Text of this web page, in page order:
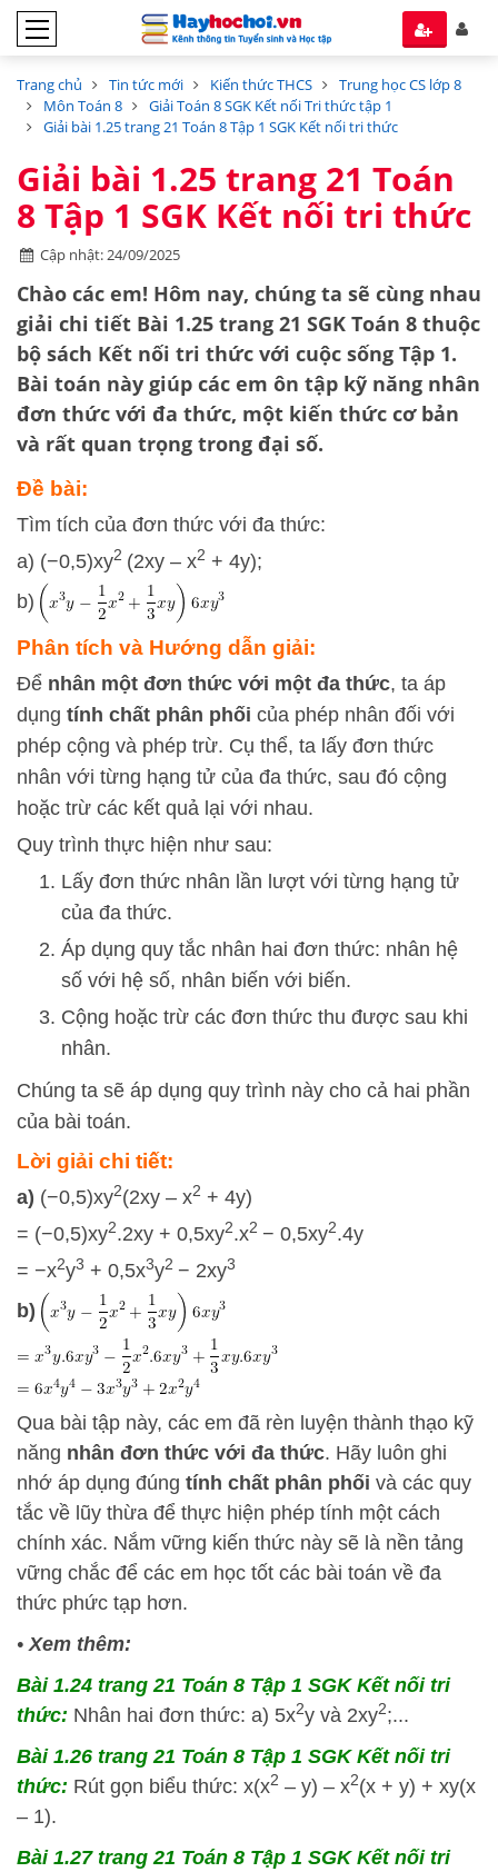
Trang chủ Tin tức mới Kiến thức THCS
Trung học CS lớp 8
Môn Toán 8
Giải Toán 8 SGK Kết nối Tri thức tập 1
Giải bài 1.25 trang 21 Toán 8 Tập 1 SGK Kết nối tri thức
Giải bài 1.25 trang 21 Toán
8 Tập 1 SGK Kết nối tri thức
Cập nhật: 24/09/2025
Chào các em! Hôm nay, chúng ta sẽ cùng nhau
giải chi tiết Bài 1.25 trang 21 SGK Toán 8 thuộc
bộ sách Kết nối tri thức với cuộc sống Tập 1.
Bài toán này giúp các em ôn tập kỹ năng nhân
đơn thức với đa thức, một kiến thức cơ bản
và rất quan trọng trong đại số.
Đề bài:
Tìm tích của đơn thức với đa thức:
a) (−0,5)xy2 (2xy – x2 + 4y);
b)
Phân tích và Hướng dẫn giải:
Để nhân một đơn thức với một đa thức, ta áp
dụng tính chất phân phối của phép nhân đối với
phép cộng và phép trừ. Cụ thể, ta lấy đơn thức
nhân với từng hạng tử của đa thức, sau đó cộng
hoặc trừ các kết quả lại với nhau.
Quy trình thực hiện như sau:
Lấy đơn thức nhân lần lượt với từng hạng tử
của đa thức.
Áp dụng quy tắc nhân hai đơn thức: nhân hệ
số với hệ số, nhân biến với biến.
Cộng hoặc trừ các đơn thức thu được sau khi
nhân.
Chúng ta sẽ áp dụng quy trình này cho cả hai phần
của bài toán.
Lời giải chi tiết:
a) (−0,5)xy2(2xy – x2 + 4y)
= (−0,5)xy2.2xy + 0,5xy2.x2 − 0,5xy2.4y
= −x2y3 + 0,5x3y2 − 2xy3
b)
Qua bài tập này, các em đã rèn luyện thành thạo kỹ
năng nhân đơn thức với đa thức. Hãy luôn ghi
nhớ áp dụng đúng tính chất phân phối và các quy
tắc về lũy thừa để thực hiện phép tính một cách
chính xác. Nắm vững kiến thức này sẽ là nền tảng
vững chắc để các em học tốt các bài toán về đa
thức phức tạp hơn.
•Xem thêm:
Bài 1.24 trang 21 Toán 8 Tập 1 SGK Kết nối tri
thức: Nhân hai đơn thức: a) 5x2y và 2xy2;...
Bài 1.26 trang 21 Toán 8 Tập 1 SGK Kết nối tri
thức: Rút gọn biểu thức: x(x2 – y) – x2(x + y) + xy(x
– 1).
Bài 1.27 trang 21 Toán 8 Tập 1 SGK Kết nối tri